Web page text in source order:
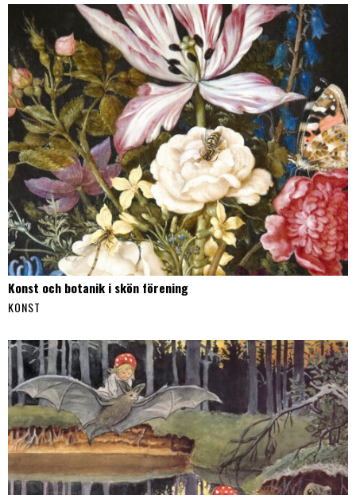
Konst och botanik i skön förening
KONST